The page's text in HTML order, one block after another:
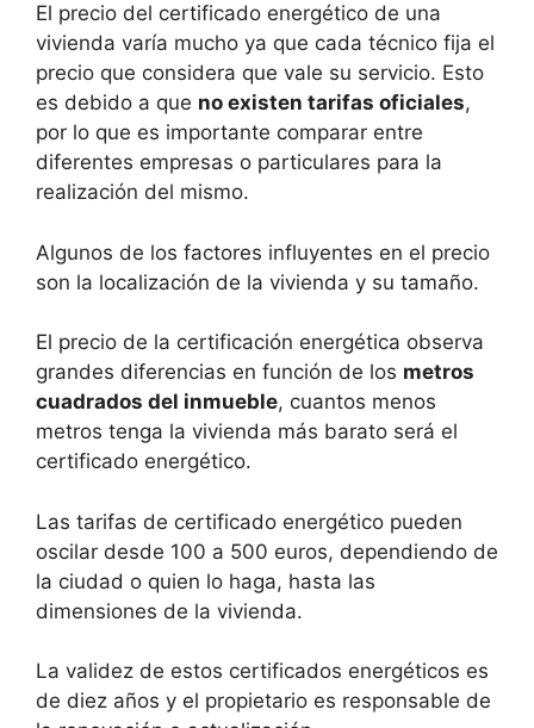
El precio del certificado energético de una
vivienda varía mucho ya que cada técnico fija el
precio que considera que vale su servicio. Esto
es debido a que no existen tarifas oficiales,
por lo que es importante comparar entre
diferentes empresas o particulares para la
realización del mismo.
Algunos de los factores influyentes en el precio
son la localización de la vivienda y su tamaño.
El precio de la certificación energética observa
grandes diferencias en función de los metros
cuadrados del inmueble, cuantos menos
metros tenga la vivienda más barato será el
certificado energético.
Las tarifas de certificado energético pueden
oscilar desde 100 a 500 euros, dependiendo de
la ciudad o quien lo haga, hasta las
dimensiones de la vivienda.
La validez de estos certificados energéticos es
de diez años y el propietario es responsable de